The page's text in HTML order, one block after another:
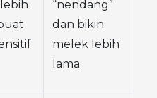
lebih
“nendang”
dan bikin
melek lebih
lama